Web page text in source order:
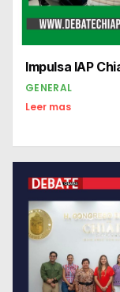
Impulsa IAP
GENERAL
Leer mas